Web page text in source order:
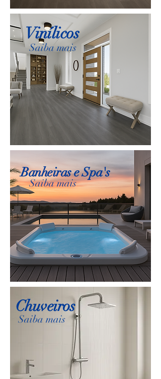
Vinílicos
Saiba mais
Banheiras e Spa's
Saiba mais
Chuveiros
Saiba mais